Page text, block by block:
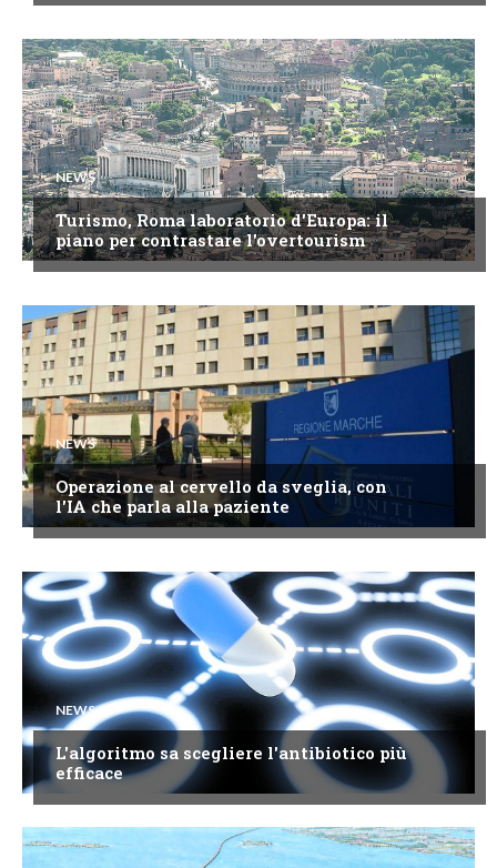
NEWS
Turismo, Roma laboratorio d'Europa: il
piano per contrastare l'overtourism
NEWS
Operazione al cervello da sveglia, con
l'IA che parla alla paziente
NEWS
L'algoritmo sa scegliere l'antibiotico più
efficace